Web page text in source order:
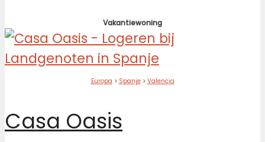
Vakantiewoning
Europa > Spanje> Valencia
Casa Oasis